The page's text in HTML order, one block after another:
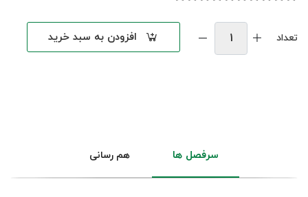
تعداد افزودن به سبد خرید
سرفصل ها هم رسانی